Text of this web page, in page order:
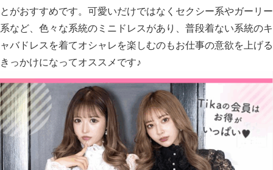
とがおすすめです。可愛いだけではなくセクシー系やガーリー
系など、色々な系統のミニドレスがあり、普段着ない系統のキ
ャバドレスを着てオシャレを楽しむのもお仕事の意欲を上げる
きっかけになってオススメです♪